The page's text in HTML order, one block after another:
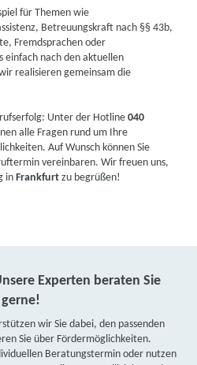
für Themen wie
Betreuungskraft nach §§ 43b,
Fremdsprachen oder
einfach nach den aktuellen
realisieren gemeinsam die
Unter der Hotline040
alle Fragen rund um Ihre
Auf Wunsch können Sie
vereinbaren. Wir freuen uns,
inFrankfurt zu begrüßen!
Experten beraten Sie
gerne!
wir Sie dabei, den passenden
Sie über Fördermöglichkeiten.
Beratungstermin oder nutzen